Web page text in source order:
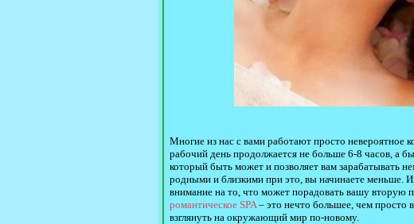
Многие из нас с вами работают просто невероятное
рабочий день продолжается не больше 6-8 часов, а
который быть может и позволяет вам зарабатывать
родными и близкими при это, вы начинаете меньше.
внимание на то, что может порадовать вашу вторую
романтическое SPA– это нечто большее, чем просто
взглянуть на окружающий мир по-новому.